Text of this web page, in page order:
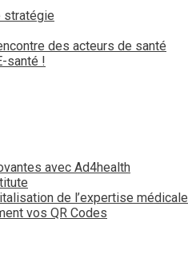
stratégie
des acteurs de santé
santé !
avec Ad4health
de l’expertise médicale
vos QR Codes